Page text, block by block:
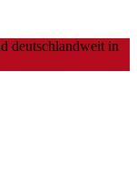
deutschlandweit in